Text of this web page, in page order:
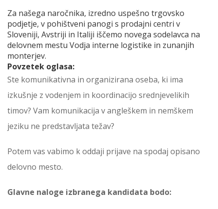
Za našega naročnika, izredno uspešno trgovsko
podjetje, v pohištveni panogi s prodajni centri v
Sloveniji, Avstriji in Italiji iščemo novega sodelavca na
delovnem mestu Vodja interne logistike in zunanjih
monterjev.
Povzetek oglasa:
Ste komunikativna in organizirana oseba, ki ima
izkušnje z vodenjem in koordinacijo srednjevelikih
timov? Vam komunikacija v angleškem in nemškem
jeziku ne predstavljata težav?
Potem vas vabimo k oddaji prijave na spodaj opisano
delovno mesto.
Glavne naloge izbranega kandidata bodo: